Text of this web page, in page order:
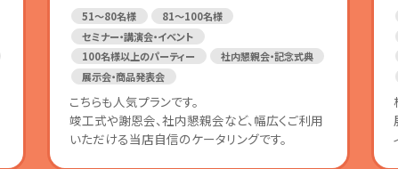
51～80名様
81～100名様
セミナー・講演会・イベント
100名様以上のパーティー
社内懇親会・記念式典
展示会・商品発表会
こちらも人気プランです。
竣工式や謝恩会、社内懇親会など、幅広くご利用
いただける当店自信のケータリングです。